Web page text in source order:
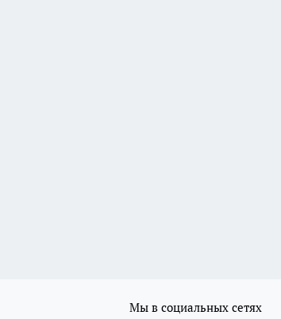
Мы в социальных сетях